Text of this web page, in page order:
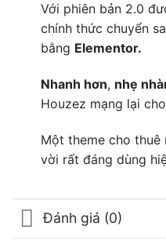
Với phiên bản 2.0
chính thức chuyển
bằng Elementor.
Nhanh hơn, nhẹ
Houzez mạng lại
Một theme cho thuê
vời rất đáng dùng
Đánh giá (0)